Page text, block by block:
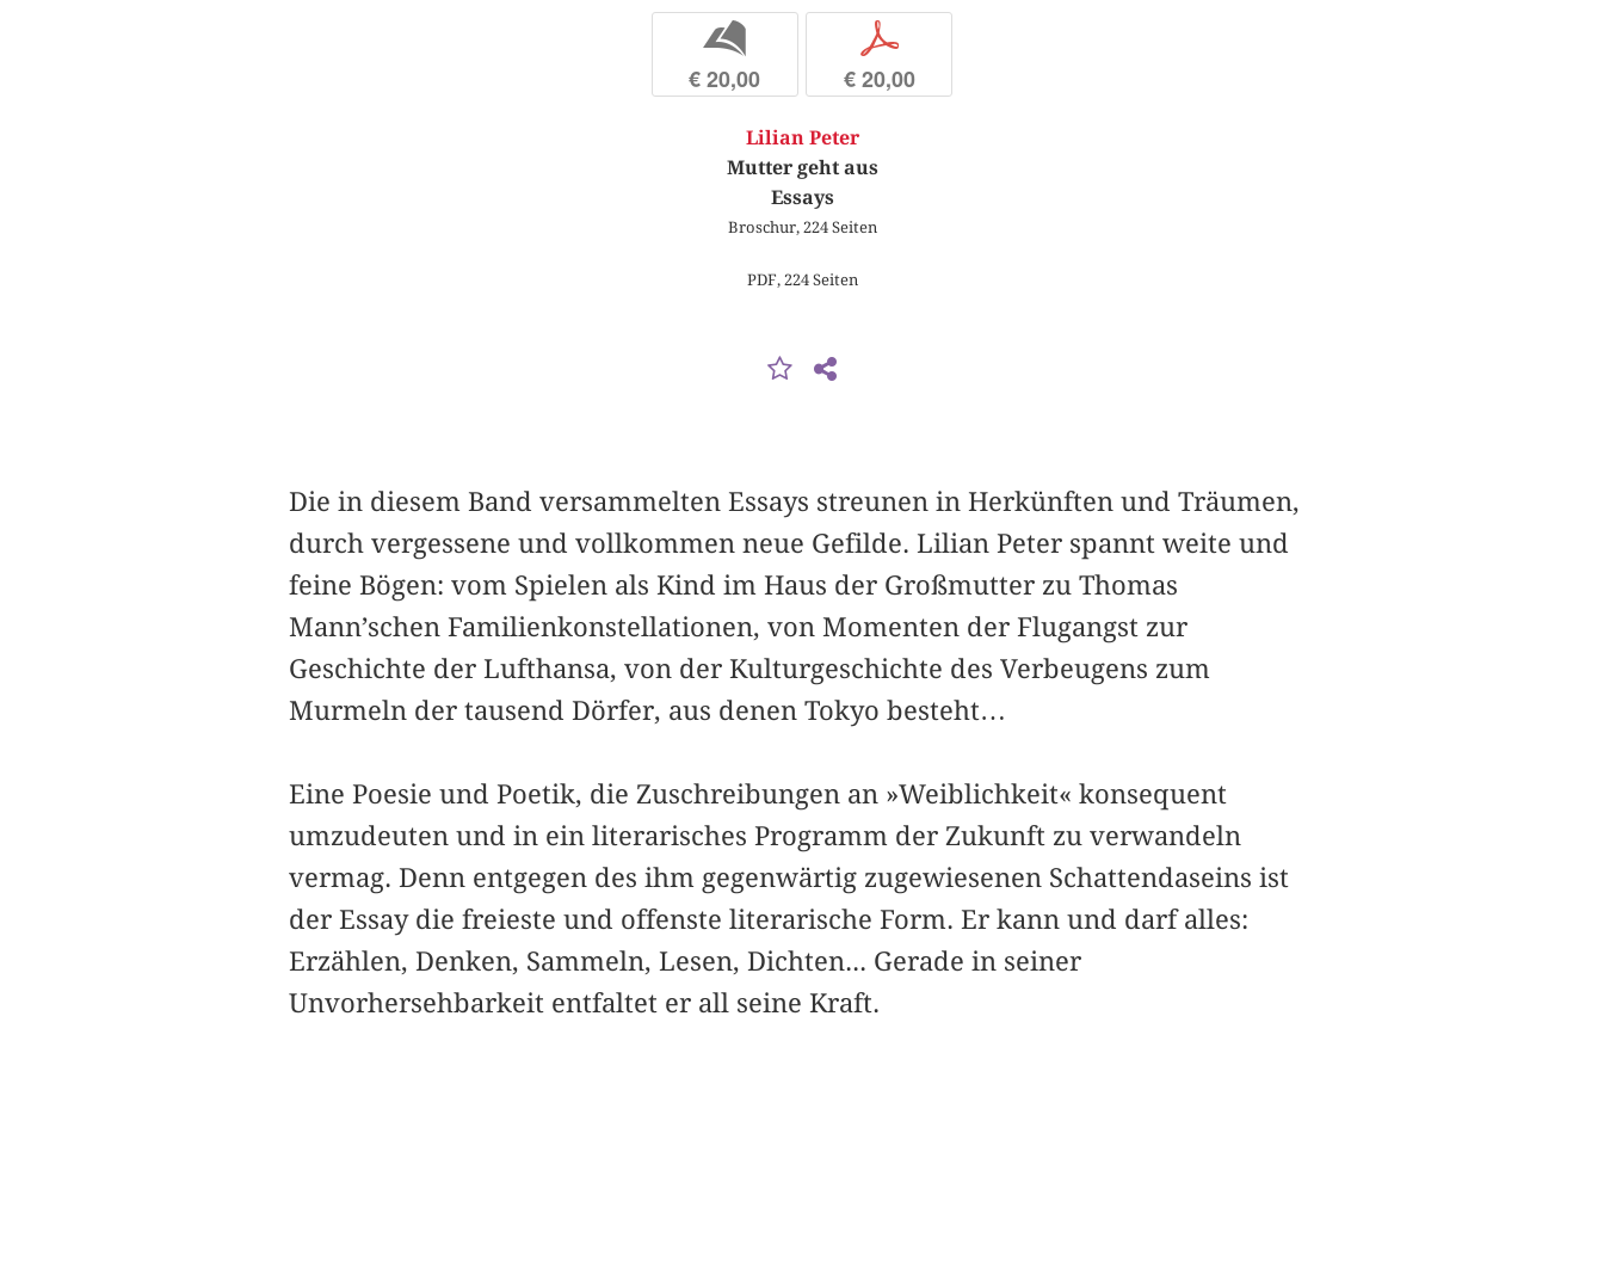
b
€ 20,00
p
€ 20,00
Lilian Peter
Mutter geht aus
Essays
Broschur, 224 Seiten
PDF, 224 Seiten
Die in diesem Band versammelten Essays streunen in Herkünften und Träumen,
durch vergessene und vollkommen neue Gefilde. Lilian Peter spannt weite und
feine Bögen: vom Spielen als Kind im Haus der Groß­mutter zu Thomas
Mann’schen Familienkonstellationen, von Momenten der Flugangst zur
Geschichte der Lufthansa, von der Kulturgeschichte des Verbeugens zum
Murmeln der tausend Dörfer, aus denen Tokyo besteht…
Eine Poesie und Poetik, die Zuschreibungen an »Weiblichkeit« konsequent
umzudeuten und in ein literarisches Programm der Zukunft zu verwandeln
vermag. Denn entgegen des ihm gegenwärtig zugewiesenen Schattendaseins ist
der Essay die freieste und offenste literarische Form. Er kann und darf alles:
Erzählen, Denken, Sammeln, Lesen, Dichten... Gerade in ­seiner
Unvorhersehbarkeit entfaltet er all seine Kraft.